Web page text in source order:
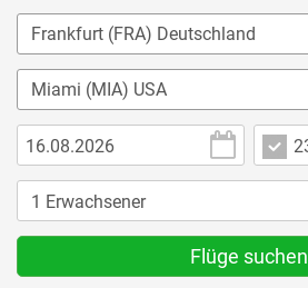
Flüge suchen